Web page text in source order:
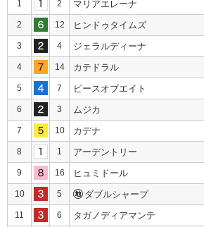
1 2 マリアエレーナ
2 12 ヒンドゥタイムズ
3 4 ジェラルディーナ
4 14 カテドラル
5 7 ピースオブエイト
6 3 ムジカ
7 10 カデナ
8 1 アーデントリー
9 16 ヒュミドール
10 5 ダブルシャープ
11 6 タガノディアマンテ